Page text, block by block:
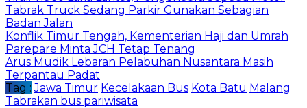
Tabrak Truck Sedang Parkir Gunakan Sebagian
Badan Jalan
Konflik Timur Tengah, Kementerian Haji dan Umrah
Parepare Minta JCH Tetap Tenang
Arus Mudik Lebaran Pelabuhan Nusantara Masih
Terpantau Padat
Tag : Jawa Timur Kecelakaan Bus Kota Batu Malang
Tabrakan bus pariwisata